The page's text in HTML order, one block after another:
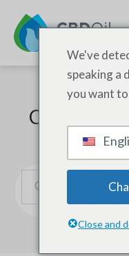
Comment
We've
speaking a
you want
Close and